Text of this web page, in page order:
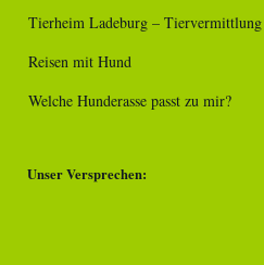
Tierheim Ladeburg –
Reisen mit Hund
Welche Hunderasse passt zu mir?
Unser Versprechen: